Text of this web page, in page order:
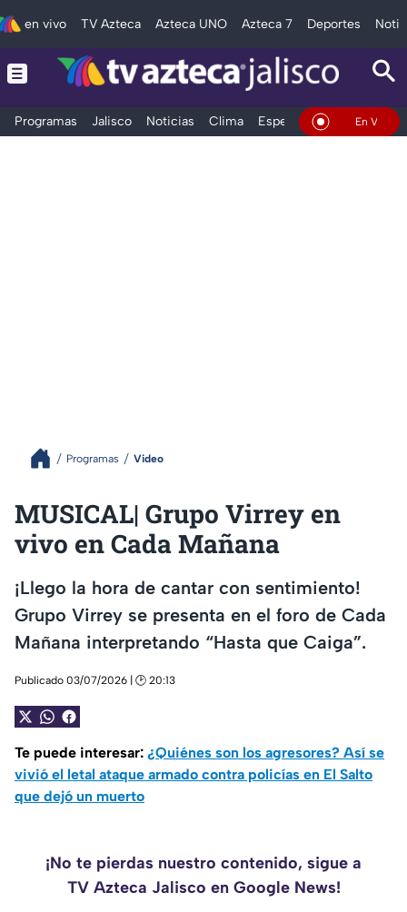
en vivo TV Azteca Azteca UNO Azteca 7 Deportes
Programas Jalisco Noticias Clima Espectáculos Deportes
En Vivo
Programas Video
MUSICAL| Grupo Virrey en
vivo en Cada Mañana
¡Llego la hora de cantar con sentimiento!
Grupo Virrey se presenta en el foro de Cada
Mañana interpretando “Hasta que Caiga”.
Publicado 03/07/2026 | 🕑 20:13
Te puede interesar: ¿Quiénes son los agresores? Así se
vivió el letal ataque armado contra policías en El Salto
que dejó un muerto
¡No te pierdas nuestro contenido, sigue a
TV Azteca Jalisco en Google News!